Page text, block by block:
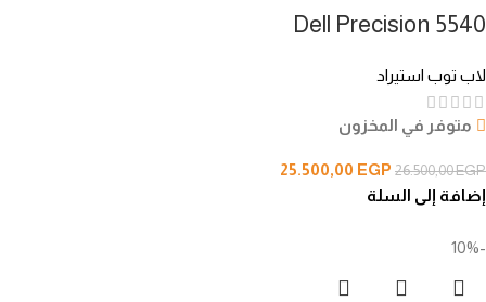
Dell Precision 5540
لاب توب استيراد
متوفر في المخزون
26.500,00EGP
25.500,00 EGP
إضافة إلى السلة
-10%